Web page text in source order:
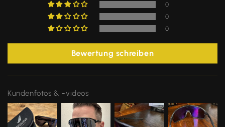
0
0
0
Bewertung schreiben
Kundenfotos & -videos